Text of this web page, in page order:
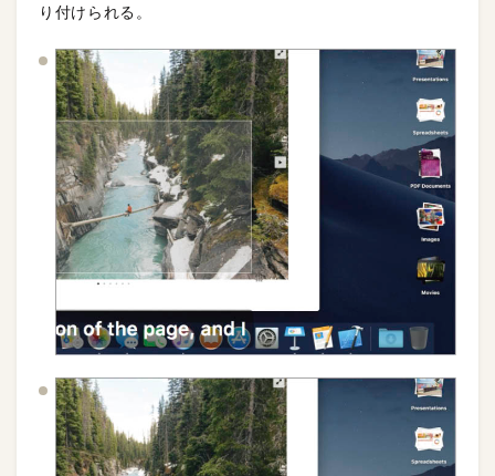
り付けられる。